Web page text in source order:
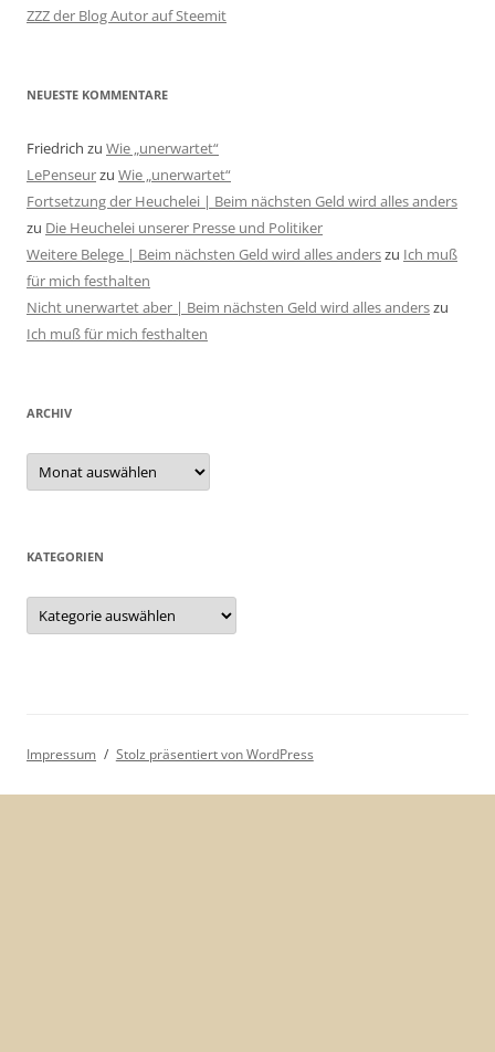
ZZZ der Blog Autor auf Steemit
NEUESTE KOMMENTARE
Friedrich zu Wie „unerwartet“
LePenseurzu Wie „unerwartet“
Fortsetzung der Heuchelei | Beim nächsten Geld wird alles anders
zu Die Heuchelei unserer Presse und Politiker
Weitere Belege | Beim nächsten Geld wird alles anderszu Ich muß
für mich festhalten
Nicht unerwartet aber | Beim nächsten Geld wird alles anderszu
Ich muß für mich festhalten
ARCHIV
Archiv
KATEGORIEN
Kategorien
Impressum Stolz präsentiert von WordPress